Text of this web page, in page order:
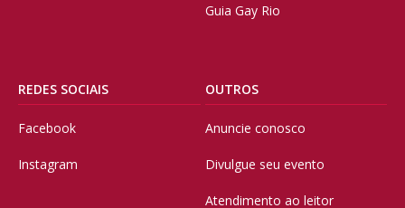
Guia Gay Rio
REDES SOCIAIS
Facebook
Instagram
OUTROS
Anuncie conosco
Divulgue seu evento
Atendimento ao leitor